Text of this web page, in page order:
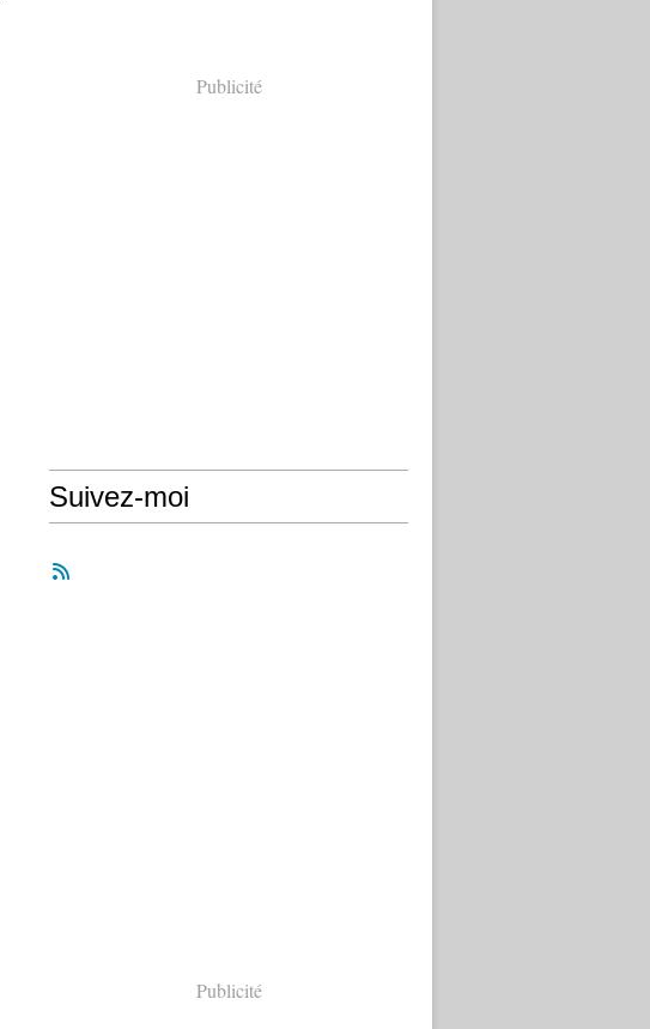
Publicité
Suivez-moi
Publicité